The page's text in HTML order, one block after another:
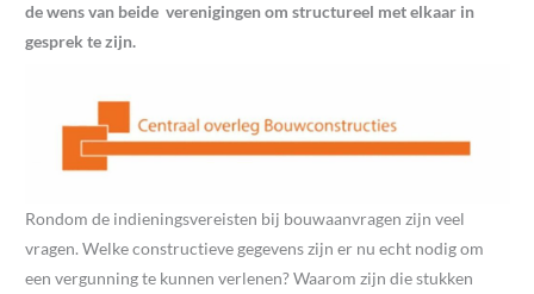
de wens van beide verenigingen om structureel met elkaar in
gesprek te zijn.
Rondom de indieningsvereisten bij bouwaanvragen zijn veel
vragen. Welke constructieve gegevens zijn er nu echt nodig om
een vergunning te kunnen verlenen? Waarom zijn die stukken